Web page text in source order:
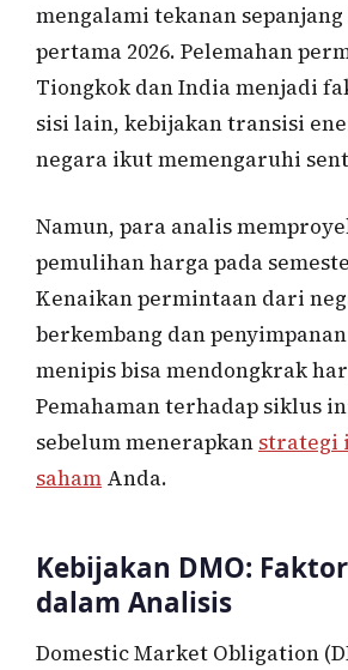
mengalami tekanan
pertama 2026. Pelemahan
Tiongkok dan India menjadi
sisi lain, kebijakan transisi
negara ikut memengaruhi
Namun, para analis
pemulihan harga pada
Kenaikan permintaan dari
berkembang dan
menipis bisa mendongkrak
Pemahaman terhadap siklus
sebelum menerapkan strategi
saham Anda.
Kebijakan DMO:
dalam Analisis
Domestic Market Obligation